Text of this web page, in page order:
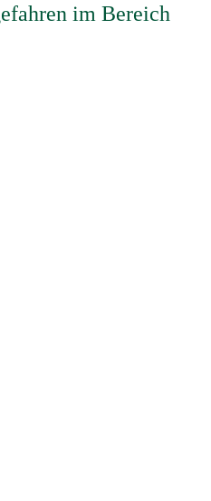
im Bereich